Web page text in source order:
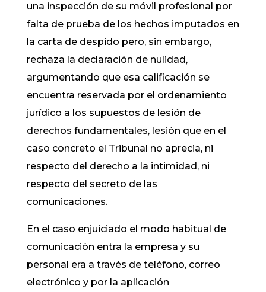
una inspección de su móvil profesional por
falta de prueba de los hechos imputados en
la carta de despido pero, sin embargo,
rechaza la declaración de nulidad,
argumentando que esa calificación se
encuentra reservada por el ordenamiento
jurídico a los supuestos de lesión de
derechos fundamentales, lesión que en el
caso concreto el Tribunal no aprecia, ni
respecto del derecho a la intimidad, ni
respecto del secreto de las
comunicaciones.
En el caso enjuiciado el modo habitual de
comunicación entra la empresa y su
personal era a través de teléfono, correo
electrónico y por la aplicación